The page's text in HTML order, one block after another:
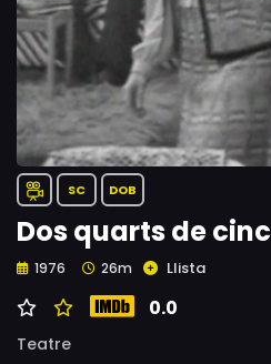
SC DOB
Dos quarts de cinc
1976 26m Llista
0.0
Teatre